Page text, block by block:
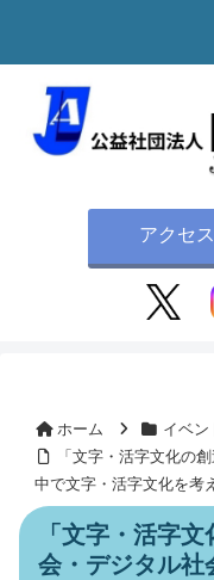
アクセス
ホーム
イベン
「文字・活字文化の
中で文字・活字文化を考
「文字・活字
会・デジタル社